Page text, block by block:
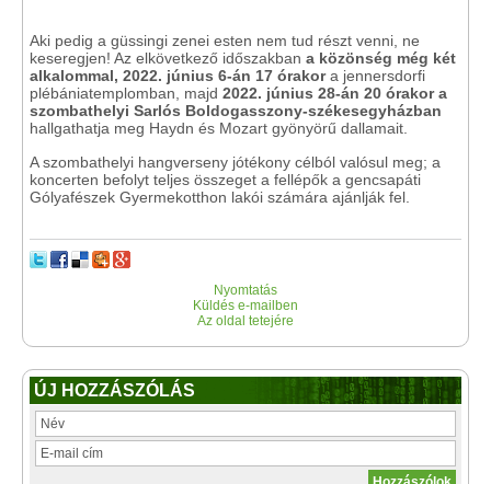
Aki pedig a güssingi zenei esten nem tud részt venni, ne
keseregjen! Az elkövetkező időszakban a közönség még két
alkalommal, 2022. június 6-án 17 órakora jennersdorfi
plébániatemplomban, majd 2022. június 28-án 20 órakor a
szombathelyi Sarlós Boldogasszony-székesegyházban
hallgathatja meg Haydn és Mozart gyönyörű dallamait.
A szombathelyi hangverseny jótékony célból valósul meg; a
koncerten befolyt teljes összeget a fellépők a gencsapáti
Gólyafészek Gyermekotthon lakói számára ajánlják fel.
Nyomtatás
Küldés e-mailben
Az oldal tetejére
ÚJ HOZZÁSZÓLÁS